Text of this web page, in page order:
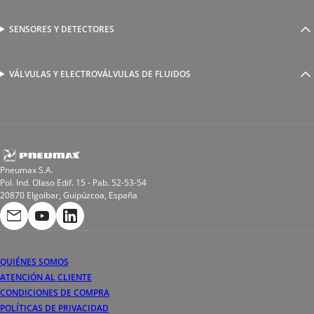
Reguladores de caudal
Racores para soldadura
Válvulas y electroválvulas
SENSORES Y DETECTORES
Detectores magnéticos
VÁLVULAS Y ELECTROVÁLVULAS DE FLUIDOS
Electroválvulas de acción directa
Bobinas
Pneumax S.A.
Pol. Ind. Olaso Edif. 15 - Pab. 52-53-54
20870 Elgoibar, Guipúzcoa, España
QUIÉNES SOMOS
ATENCIÓN AL CLIENTE
CONDICIONES DE COMPRA
POLÍTICAS DE PRIVACIDAD